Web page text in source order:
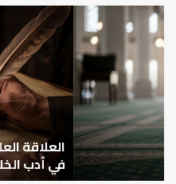
العلاقة
العلمية
بين
الإمام
مالك
والليث
بن
سعد:
نموذج
في
العلاقة العلمية بين
في أدب الخلاف